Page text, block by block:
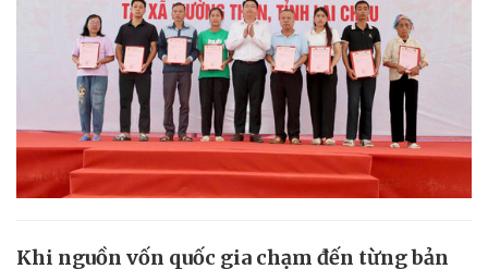
Khi nguồn vốn quốc gia chạm đến từng bản